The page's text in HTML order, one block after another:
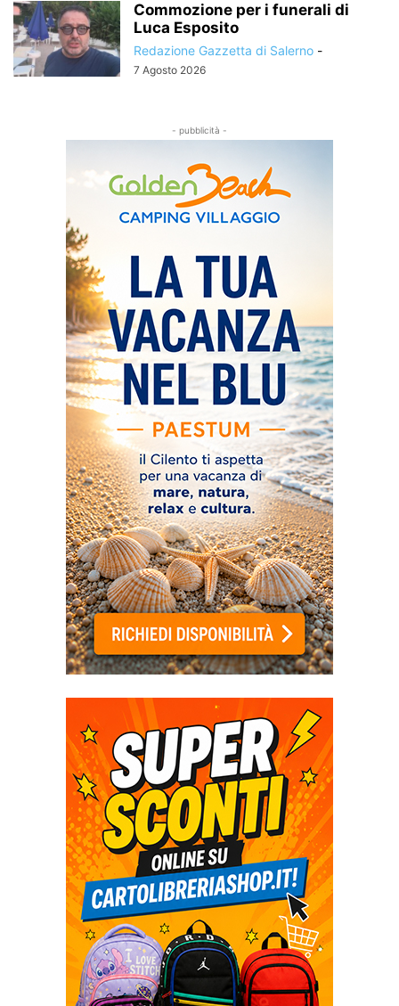
Commozione per i funerali di
Luca Esposito
Redazione Gazzetta di Salerno -
7 Agosto 2026
- pubblicità -